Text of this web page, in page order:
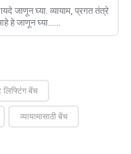
जाणून घ्या. व्यायाम, प्रगत तंत्रे
हे जाणून घ्या......
लिफ्टिंग बेंच
व्यायामासाठी बेंच